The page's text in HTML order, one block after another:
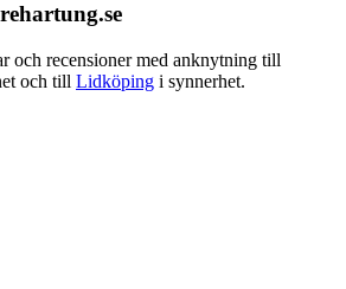
och recensioner med anknytning till
och till Lidköping i synnerhet.